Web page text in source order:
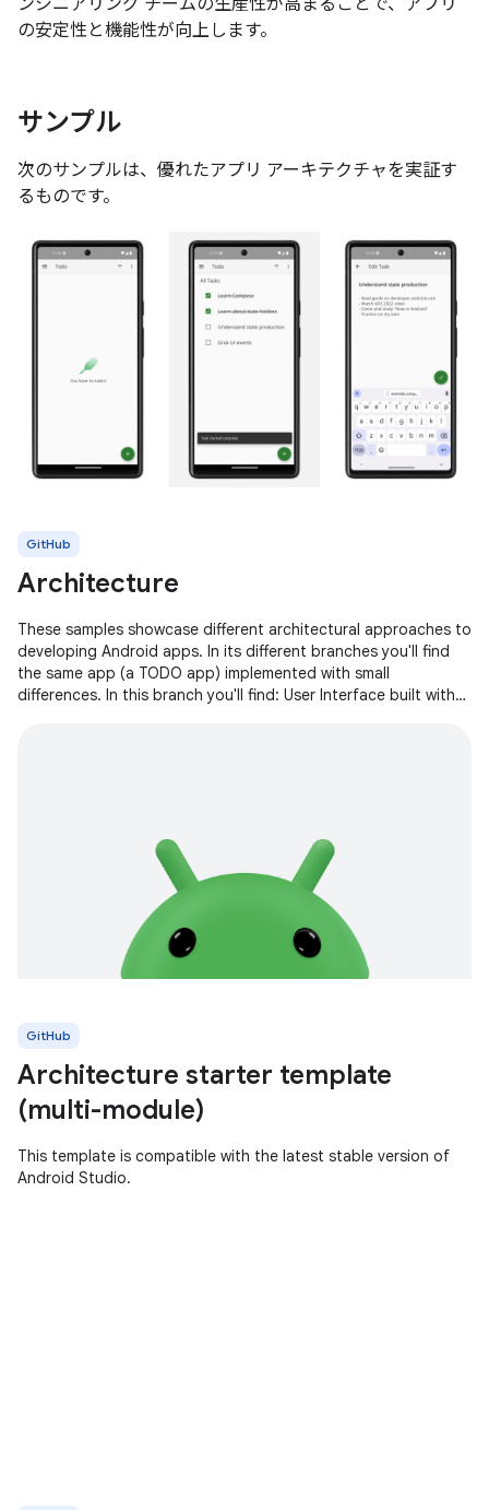
ンジニアリング チームの生産性が高まることで、アプリ
の安定性と機能性が向上します。
サンプル
次のサンプルは、優れたアプリ アーキテクチャを実証す
るものです。
GitHub
Architecture
These samples showcase different architectural approaches to
developing Android apps. In its different branches you'll find
the same app (a TODO app) implemented with small
differences. In this branch you'll find: User Interface built with
GitHub
Architecture starter template
(multi-module)
This template is compatible with the latest stable version of
Android Studio.